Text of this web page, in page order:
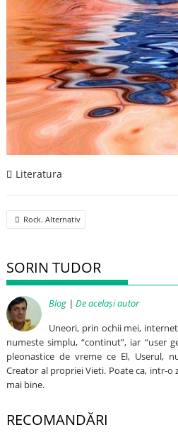
Literatura
Post
navigation
Rock. Alternativ
SORIN TUDOR
Blog |De același autor
Uneori, prin ochii mei,
numeste simplu, “continut”, iar “user
pleonastice de vreme ce El, Userul,
Creator al propriei Vieti. Poate ca, intr-o
mai bine.
RECOMANDĂRI